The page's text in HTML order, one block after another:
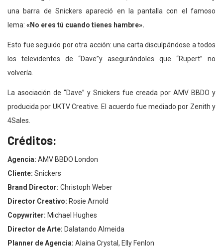
una barra de Snickers apareció en la pantalla con el famoso
lema: «No eres tú cuando tienes hambre».
Esto fue seguido por otra acción: una carta disculpándose a todos
los televidentes de “Dave”y asegurándoles que “Rupert” no
volvería.
La asociación de “Dave” y Snickers fue creada por AMV BBDO y
producida por UKTV Creative. El acuerdo fue mediado por Zenith y
4Sales.
Créditos:
Agencia: AMV BBDO London
Cliente: Snickers
Brand Director: Christoph Weber
Director Creativo: Rosie Arnold
Copywriter: Michael Hughes
Director de Arte: Dalatando Almeida
Planner de Agencia: Alaina Crystal, Elly Fenlon